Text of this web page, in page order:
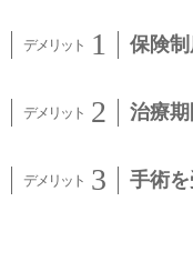
保険
治療
手術